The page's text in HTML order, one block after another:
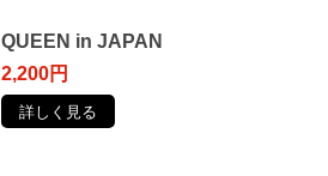
QUEEN in JAPAN
2,200円
詳しく見る